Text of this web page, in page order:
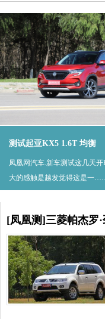
测试起亚KX5 1.6T 均衡
凤凰网汽车.新车测试这几天
大的感触是越发觉得这是一
[凤凰测]三菱帕杰罗